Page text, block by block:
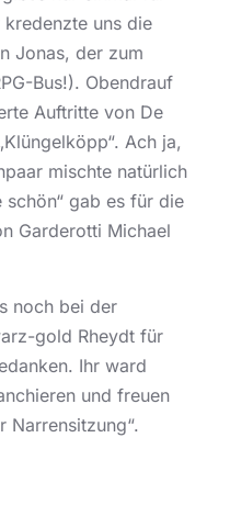
kredenzte uns die
Jonas, der zum
Bus!). Obendrauf
Auftritte von De
Ach ja,
mischte natürlich
gab es für die
Garderotti Michael
noch bei der
gold Rheydt für
Ihr ward
und freuen
Narrensitzung“.